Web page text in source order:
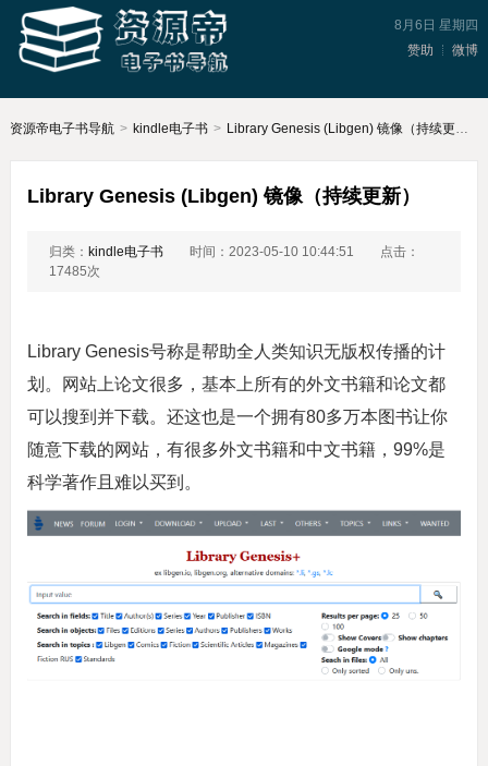
8月6日 星期四
赞助
微博
资源帝电子书导航 > kindle电子书 > Library Genesis (Libgen) 镜像（持续更新）
Library Genesis (Libgen) 镜像（持续更新）
归类： kindle电子书 时间：2023-05-10 10:44:51
点击：
17485次
Library Genesis号称是帮助全人类知识无版权传播的计
划。网站上论文很多，基本上所有的外文书籍和论文都
可以搜到并下载。还这也是一个拥有80多万本图书让你
随意下载的网站，有很多外文书籍和中文书籍，99%是
科学著作且难以买到。